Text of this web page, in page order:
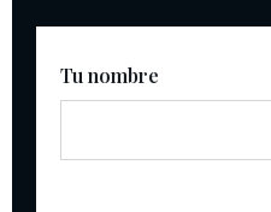
Tu nombre